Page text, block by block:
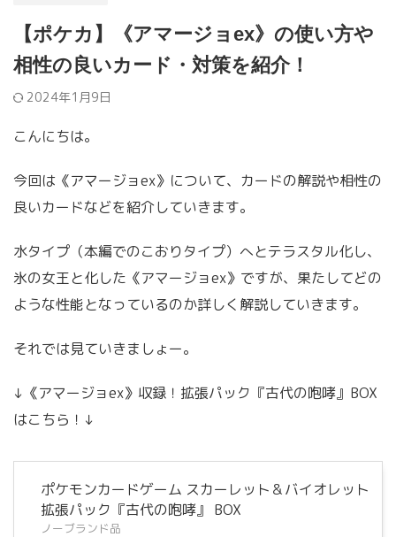
【ポケカ】《アマージョex》の使い方や
相性の良いカード・対策を紹介！
2024年1月9日
こんにちは。
今回は《アマージョex》について、カードの解説や相性の
良いカードなどを紹介していきます。
水タイプ（本編でのこおりタイプ）へとテラスタル化し、
氷の女王と化した《アマージョex》ですが、果たしてどの
ような性能となっているのか詳しく解説していきます。
それでは見ていきましょー。
↓《アマージョex》収録！拡張パック『古代の咆哮』BOX
はこちら！↓
ポケモンカードゲーム スカーレット＆バイオレット
拡張パック『古代の咆哮』 BOX
ノーブランド品